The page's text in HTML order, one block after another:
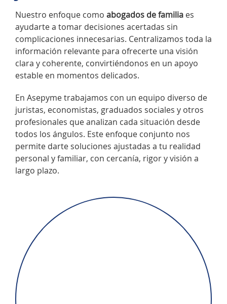
Nuestro enfoque como abogados de familiaes
ayudarte a tomar decisiones acertadas sin
complicaciones innecesarias. Centralizamos toda la
información relevante para ofrecerte una visión
clara y coherente, convirtiéndonos en un apoyo
estable en momentos delicados.
En Asepyme trabajamos con un equipo diverso de
juristas, economistas, graduados sociales y otros
profesionales que analizan cada situación desde
todos los ángulos. Este enfoque conjunto nos
permite darte soluciones ajustadas a tu realidad
personal y familiar, con cercanía, rigor y visión a
largo plazo.